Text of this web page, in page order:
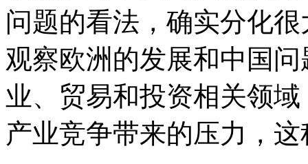
问题的看法，确实分化
观察欧洲的发展和中国
业、贸易和投资相关领
产业竞争带来的压力，